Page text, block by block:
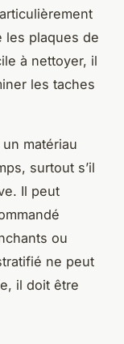
les plaques de
à nettoyer, il
les taches
matériau
surtout s’il
Il peut
ou
ne peut
il doit être